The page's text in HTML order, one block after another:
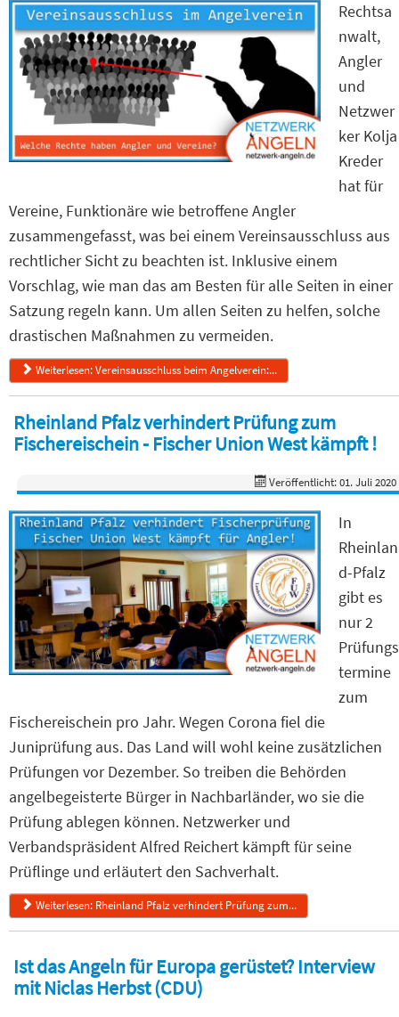
Rechtsa
nwalt,
Angler
und
Netzwer
ker Kolja
Kreder
hat für
Vereine, Funktionäre wie betroffene Angler
zusammengefasst, was bei einem Vereinsausschluss aus
rechtlicher Sicht zu beachten ist. Inklusive einem
Vorschlag, wie man das am Besten für alle Seiten in einer
Satzung regeln kann. Um allen Seiten zu helfen, solche
drastischen Maßnahmen zu vermeiden.
Weiterlesen: Vereinsausschluss beim Angelverein:...
Rheinland Pfalz verhindert Prüfung zum
Fischereischein - Fischer Union West kämpft !
Veröffentlicht: 01. Juli 2020
In
Rheinlan
d-Pfalz
gibt es
nur 2
Prüfungs
termine
zum
Fischereischein pro Jahr. Wegen Corona fiel die
Juniprüfung aus. Das Land will wohl keine zusätzlichen
Prüfungen vor Dezember. So treiben die Behörden
angelbegeisterte Bürger in Nachbarländer, wo sie die
Prüfung ablegen können. Netzwerker und
Verbandspräsident Alfred Reichert kämpft für seine
Prüflinge und erläutert den Sachverhalt.
Weiterlesen: Rheinland Pfalz verhindert Prüfung zum...
Ist das Angeln für Europa gerüstet? Interview
mit Niclas Herbst (CDU)